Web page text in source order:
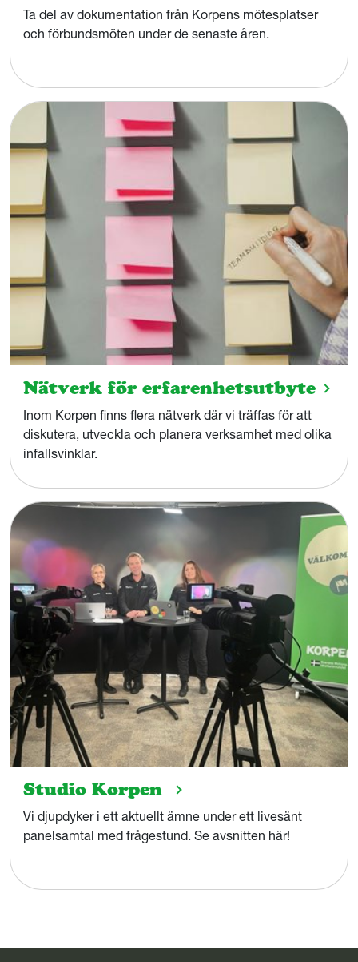
Ta del av dokumentation från Korpens mötesplatser
och förbundsmöten under de senaste åren.
Nätverk för erfarenhetsutbyte
Inom Korpen finns flera nätverk där vi träffas för att
diskutera, utveckla och planera verksamhet med olika
infallsvinklar.
Studio Korpen
Vi djupdyker i ett aktuellt ämne under ett livesänt
panelsamtal med frågestund. Se avsnitten här!